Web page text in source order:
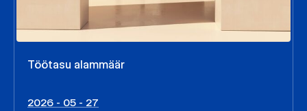
Töötasu alammäär
2026 - 05 - 27